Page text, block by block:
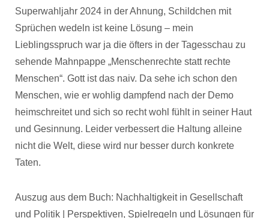
Superwahljahr 2024 in der Ahnung, Schildchen mit
Sprüchen wedeln ist keine Lösung – mein
Lieblingsspruch war ja die öfters in der Tagesschau zu
sehende Mahnpappe „Menschenrechte statt rechte
Menschen“. Gott ist das naiv. Da sehe ich schon den
Menschen, wie er wohlig dampfend nach der Demo
heimschreitet und sich so recht wohl fühlt in seiner Haut
und Gesinnung. Leider verbessert die Haltung alleine
nicht die Welt, diese wird nur besser durch konkrete
Taten.
Auszug aus dem Buch: Nachhaltigkeit in Gesellschaft
und Politik | Perspektiven, Spielregeln und Lösungen für